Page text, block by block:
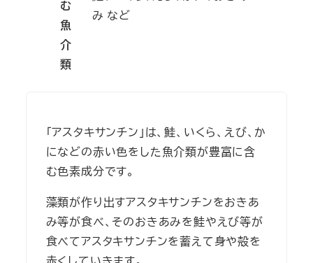
む
魚
介
類
み など
「アスタキサンチン」は、鮭、いくら、えび、か
になどの赤い色をした魚介類が豊富に含
む色素成分です。
藻類が作り出すアスタキサンチンをおきあ
み等が食べ、そのおきあみを鮭やえび等が
食べてアスタキサンチンを蓄えて身や殻を